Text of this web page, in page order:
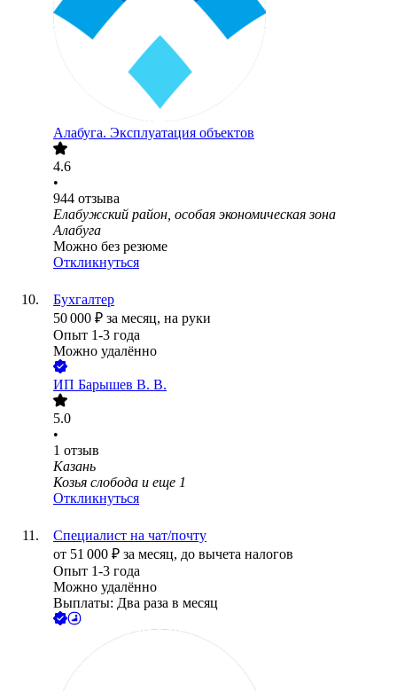
Алабуга. Эксплуатация объектов
4.6
•
944 отзыва
Елабужский район, особая экономическая зона
Алабуга
Можно без резюме
Откликнуться
Бухгалтер
50 000 ₽ за месяц, на руки
Опыт 1-3 года
Можно удалённо
ИП Барышев В. В.
5.0
•
1 отзыв
Казань
Козья слобода и еще 1
Откликнуться
Специалист на чат/почту
от 51 000 ₽ за месяц, до вычета налогов
Опыт 1-3 года
Можно удалённо
Выплаты: Два раза в месяц